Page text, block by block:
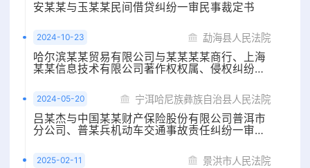
安某某与玉某某民间借贷纠纷一审民事裁定书
2024-10-23 勐海县人民法院
哈尔滨某某贸易有限公司与某某某某商行、上海
某某信息技术有限公司著作权权属、侵权纠纷一
2024-05-20 宁洱哈尼族彝族自治县人民法院
吕某杰与中国某某财产保险股份有限公司普洱市
分公司、普某兵机动车交通事故责任纠纷一审民
2025-02-11 景洪市人民法院